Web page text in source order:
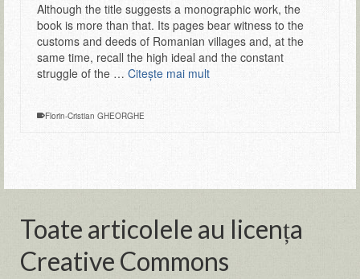
Although the title suggests a monographic work, the
book is more than that. Its pages bear witness to the
customs and deeds of Romanian villages and, at the
same time, recall the high ideal and the constant
struggle of the … Citeşte mai mult
Florin-Cristian GHEORGHE
Toate articolele au licența
Creative Commons